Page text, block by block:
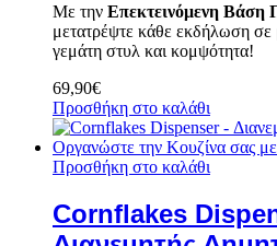
Με την Επεκτεινόμενη Βάση
μετατρέψτε κάθε εκδήλωση σε
γεμάτη στυλ και κομψότητα!
69,90€
Προσθήκη στο καλάθι
Προσθήκη στο καλάθι
Cornflakes